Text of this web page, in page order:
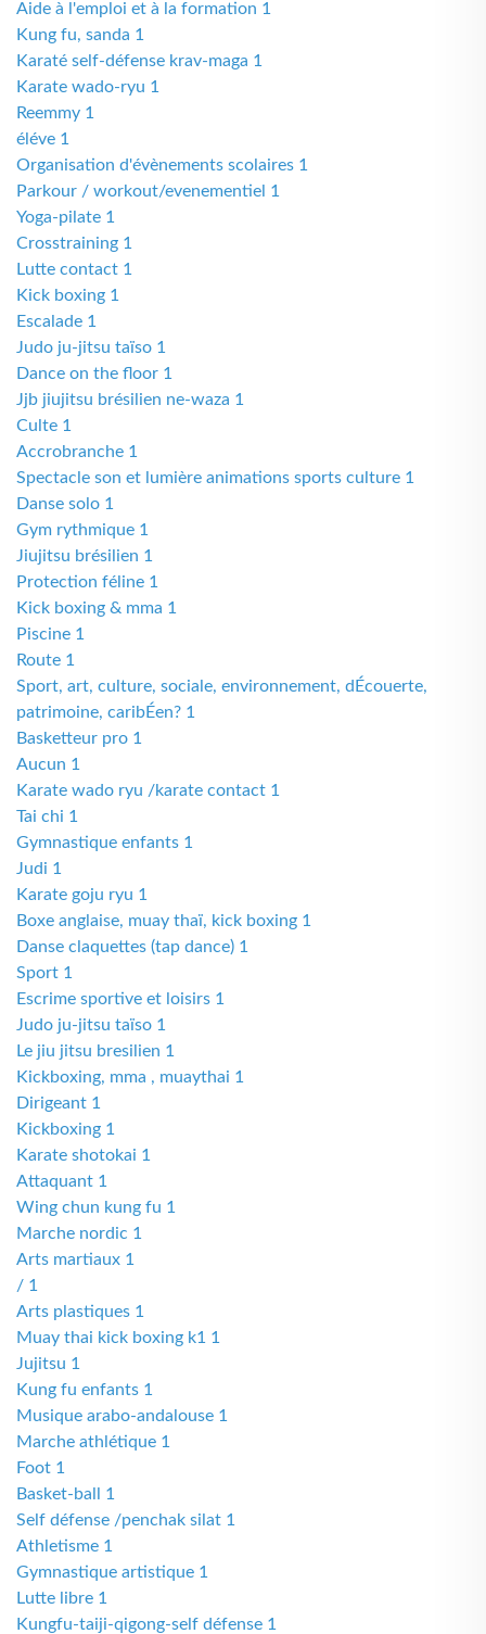
Aide à l'emploi et à la formation 1
Kung fu, sanda 1
Karaté self-défense krav-maga 1
Karate wado-ryu 1
Reemmy 1
éléve 1
Organisation d'évènements scolaires 1
Parkour / workout/evenementiel 1
Yoga-pilate 1
Crosstraining 1
Lutte contact 1
Kick boxing 1
Escalade 1
Judo ju-jitsu taïso 1
Dance on the floor 1
Jjb jiujitsu brésilien ne-waza 1
Culte 1
Accrobranche 1
Spectacle son et lumière animations sports culture 1
Danse solo 1
Gym rythmique 1
Jiujitsu brésilien 1
Protection féline 1
Kick boxing & mma 1
Piscine 1
Route 1
Sport, art, culture, sociale, environnement, dÉcouerte,
patrimoine, caribÉen? 1
Basketteur pro 1
Aucun 1
Karate wado ryu /karate contact 1
Tai chi 1
Gymnastique enfants 1
Judi 1
Karate goju ryu 1
Boxe anglaise, muay thaï, kick boxing 1
Danse claquettes (tap dance) 1
Sport 1
Escrime sportive et loisirs 1
Judo ju-jitsu taïso 1
Le jiu jitsu bresilien 1
Kickboxing, mma , muaythai 1
Dirigeant 1
Kickboxing 1
Karate shotokai 1
Attaquant 1
Wing chun kung fu 1
Marche nordic 1
Arts martiaux 1
/ 1
Arts plastiques 1
Muay thai kick boxing k1 1
Jujitsu 1
Kung fu enfants 1
Musique arabo-andalouse 1
Marche athlétique 1
Foot 1
Basket-ball 1
Self défense /penchak silat 1
Athletisme 1
Gymnastique artistique 1
Lutte libre 1
Kungfu-taiji-qigong-self défense 1